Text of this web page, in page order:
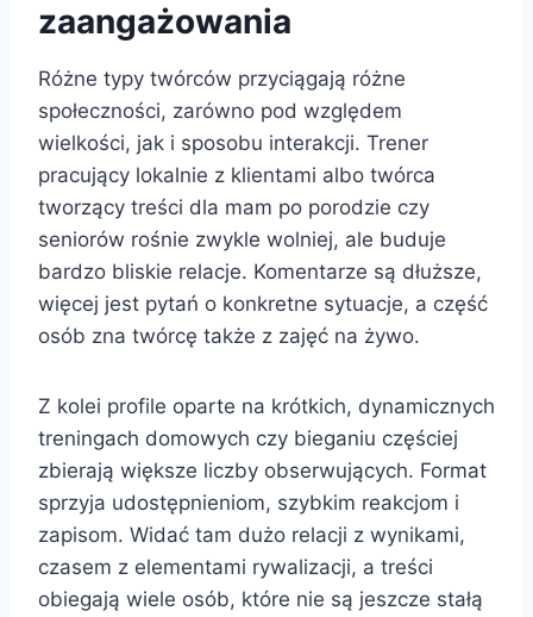
zaangażowania
Różne typy twórców przyciągają różne
społeczności, zarówno pod względem
wielkości, jak i sposobu interakcji. Trener
pracujący lokalnie z klientami albo twórca
tworzący treści dla mam po porodzie czy
seniorów rośnie zwykle wolniej, ale buduje
bardzo bliskie relacje. Komentarze są dłuższe,
więcej jest pytań o konkretne sytuacje, a część
osób zna twórcę także z zajęć na żywo.
Z kolei profile oparte na krótkich, dynamicznych
treningach domowych czy bieganiu częściej
zbierają większe liczby obserwujących. Format
sprzyja udostępnieniom, szybkim reakcjom i
zapisom. Widać tam dużo relacji z wynikami,
czasem z elementami rywalizacji, a treści
obiegają wiele osób, które nie są jeszcze stałą